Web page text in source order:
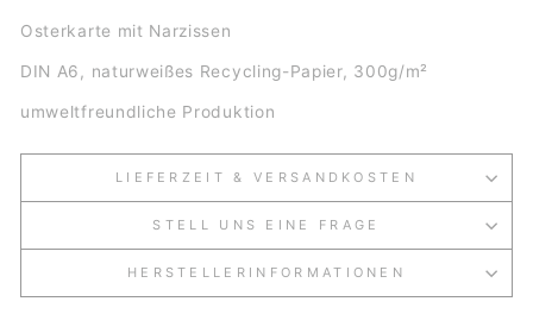
Osterkarte mit Narzissen
DIN A6, naturweißes Recycling-Papier, 300g/m²
umweltfreundliche Produktion
LIEFERZEIT & VERSANDKOSTEN
STELL UNS EINE FRAGE
HERSTELLERINFORMATIONEN